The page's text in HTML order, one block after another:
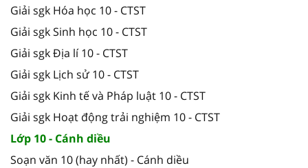
Giải sgk Hóa học 10 - CTST
Giải sgk Sinh học 10 - CTST
Giải sgk Địa lí 10 - CTST
Giải sgk Lịch sử 10 - CTST
Giải sgk Kinh tế và Pháp luật 10 - CTST
Giải sgk Hoạt động trải nghiệm 10 - CTST
Lớp 10 - Cánh diều
Soạn văn 10 (hay nhất) - Cánh diều